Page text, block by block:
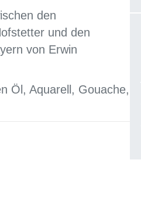
den
und den
von Erwin
Öl, Aquarell, Gouache,